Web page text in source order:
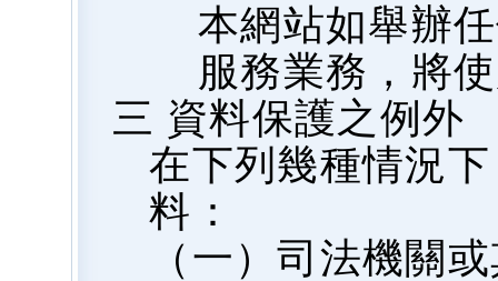
本網站如舉辦
服務業務，將
三 資料保護之例外
在下列幾種情況
料：
（一）司法機關